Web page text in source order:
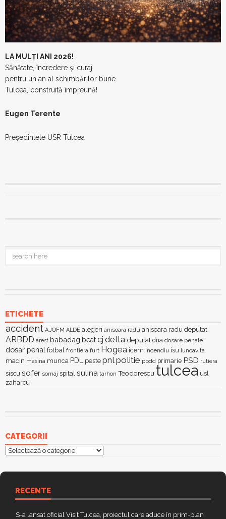
LA MULȚI ANI 2026!
Sănătate, încredere și curaj
pentru un an al schimbărilor bune.
Tulcea, construită împreună!
Eugen Terente
Președintele USR Tulcea
ETICHETE
accident AJOFM ALDE alegeri anisoara radu anisoara radu deputat
ARBDD arest babadag beatcj delta deputat dna dosare penale
dosar penal fotbal frontiera furt Hogea icem incendiu isu luncavita
macin masina munca PDL peste pnl politie ppdd primarie PSD rutiera
siscu sofer somaj spital sulina tarhon Teodorescu tulcea usl
zaharcu
CATEGORII
Categorii
RECENTE
S-a lansat oficial Visit Tulcea, proiectul care aduce în prim-plan